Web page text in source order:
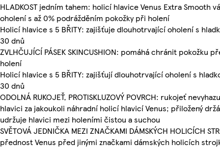
HLADKOST jedním tahem: holicí hlavice Venus Extra Smooth
oholení s až 0% podrážděním pokožky při holení
Holicí hlavice s 5 BŘITY: zajišťuje dlouhotrvající oholení s
30 dnů
ZVLHČUJÍCÍ PÁSEK SKINCUSHION: pomáhá chránit pokožku
holení
Holicí hlavice s 5 BŘITY: zajišťují dlouhotrvající oholení s
30 dnů
ODOLNÁ RUKOJEŤ, PROTISKLUZOVÝ POVRCH: rukojeť
hlavici za jakoukoli náhradní holicí hlavicí Venus; přiložený
udržuje hlavici mezi holeními čistou a suchou
SVĚTOVÁ JEDNIČKA MEZI ZNAČKAMI DÁMSKÝCH HOLICÍCH
přednost Venus před jinými značkami dámských holicích